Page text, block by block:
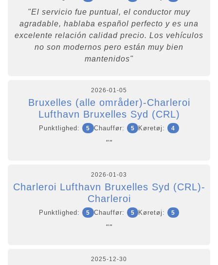
"El servicio fue puntual, el conductor muy
agradable, hablaba español perfecto y es una
excelente relación calidad precio. Los vehículos
no son modernos pero están muy bien
mantenidos"
2026-01-05
Bruxelles (alle områder)-Charleroi
Lufthavn Bruxelles Syd (CRL)
Punktlighed: 5 Chauffør: 5 Køretøj: 4
""
2026-01-03
Charleroi Lufthavn Bruxelles Syd (CRL)-
Charleroi
Punktlighed: 5 Chauffør: 5 Køretøj: 5
""
2025-12-30